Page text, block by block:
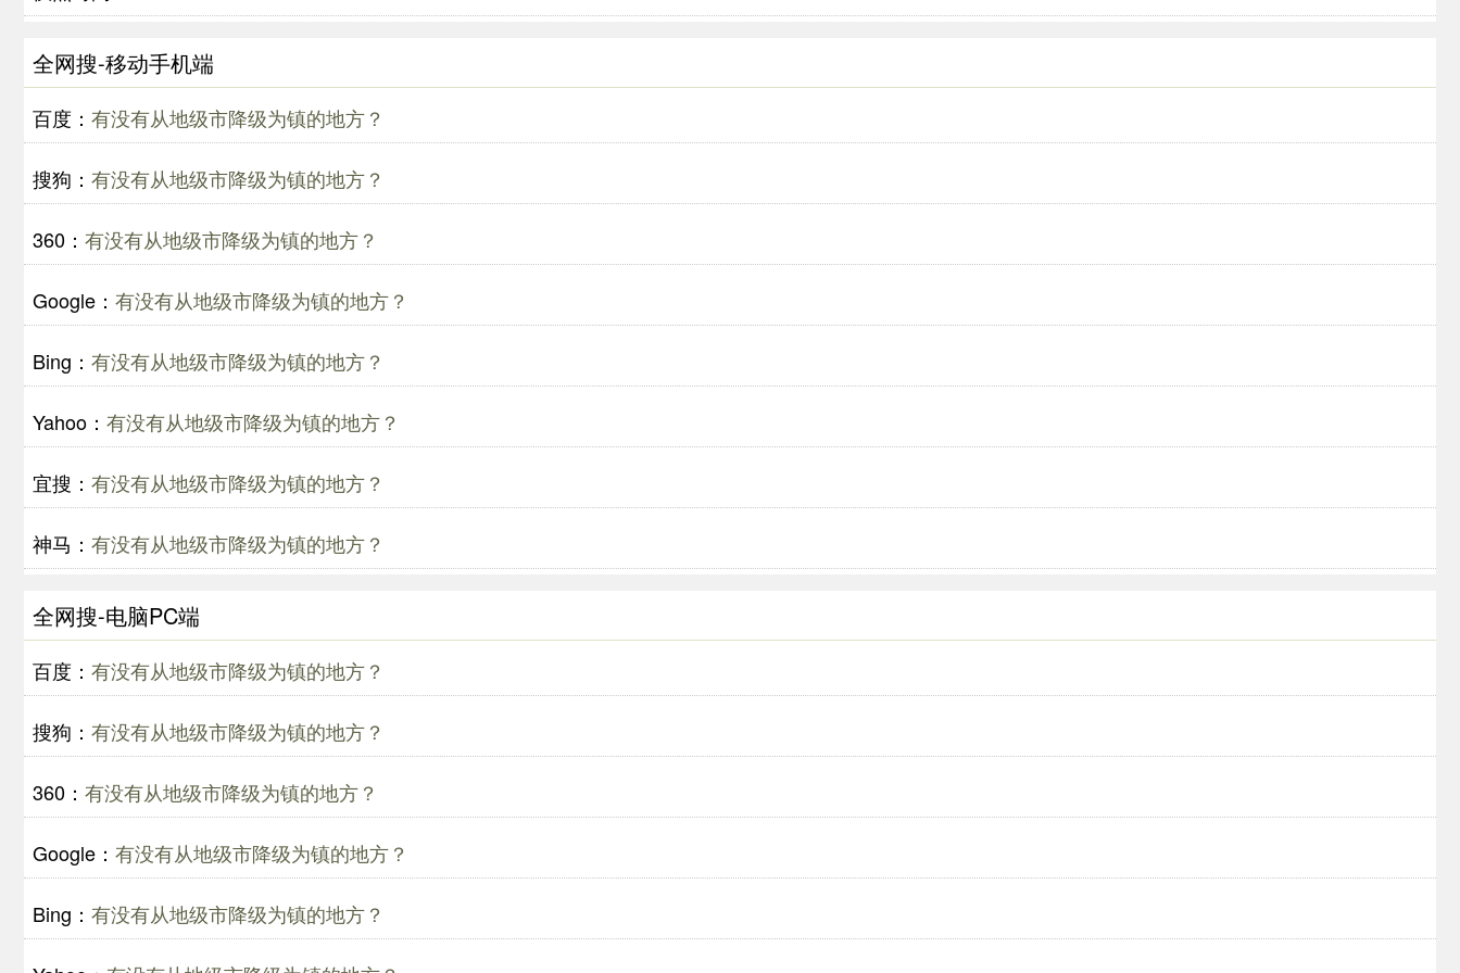
全网搜-移动手机端
百度： 有没有从地级市降级为镇的地方？
搜狗： 有没有从地级市降级为镇的地方？
360： 有没有从地级市降级为镇的地方？
Google： 有没有从地级市降级为镇的地方？
Bing： 有没有从地级市降级为镇的地方？
Yahoo： 有没有从地级市降级为镇的地方？
宜搜： 有没有从地级市降级为镇的地方？
神马： 有没有从地级市降级为镇的地方？
全网搜-电脑PC端
百度： 有没有从地级市降级为镇的地方？
搜狗： 有没有从地级市降级为镇的地方？
360： 有没有从地级市降级为镇的地方？
Google： 有没有从地级市降级为镇的地方？
Bing： 有没有从地级市降级为镇的地方？